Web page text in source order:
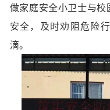
做家庭安全小卫士与
安全，及时劝阻危险
滴。